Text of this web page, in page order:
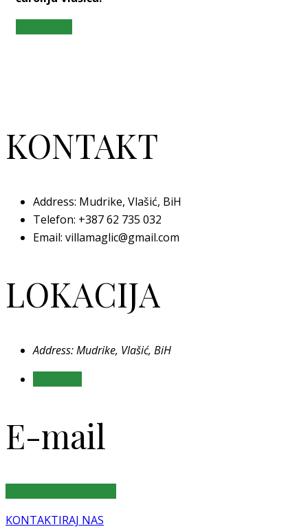
KONTAKT
Address: Mudrike, Vlašić, BiH
Telefon: +387 62 735 032
Email: villamaglic@gmail.com
LOKACIJA
Address: Mudrike, Vlašić, BiH
E-mail
KONTAKTIRAJ NAS